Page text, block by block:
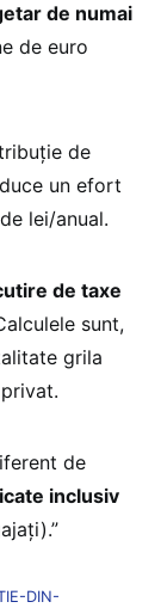
de numai
de euro
de
un efort
lei/anual.
de taxe
sunt,
grila
de
inclusiv
DIN-